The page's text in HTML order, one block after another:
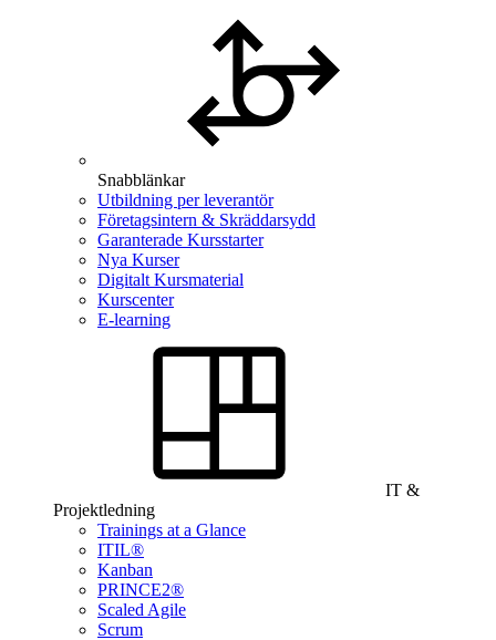
Snabblänkar
Utbildning per leverantör
Företagsintern & Skräddarsydd
Garanterade Kursstarter
Nya Kurser
Digitalt Kursmaterial
Kurscenter
E-learning
IT &
Projektledning
Trainings at a Glance
ITIL®
Kanban
PRINCE2®
Scaled Agile
Scrum